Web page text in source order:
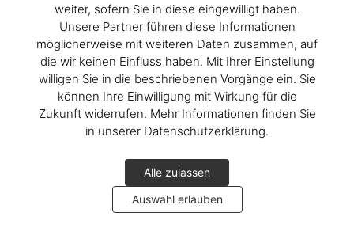
weiter, sofern Sie in diese eingewilligt haben.
Unsere Partner führen diese Informationen
möglicherweise mit weiteren Daten zusammen, auf
die wir keinen Einfluss haben. Mit Ihrer Einstellung
willigen Sie in die beschriebenen Vorgänge ein. Sie
können Ihre Einwilligung mit Wirkung für die
Zukunft widerrufen. Mehr Informationen finden Sie
in unserer Datenschutzerklärung.
Alle zulassen
Auswahl erlauben